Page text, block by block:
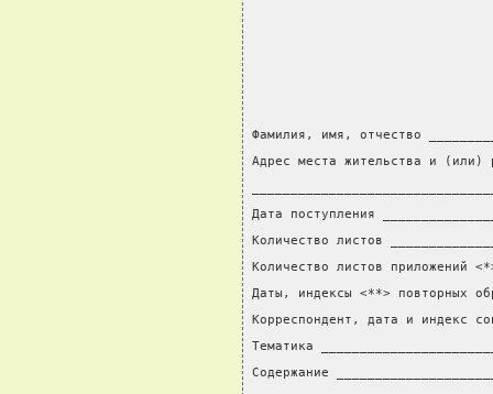
Фамилия, имя, отчество
Адрес места жительства и (или)
Дата поступления
Количество листов
Количество листов приложений
Даты, индексы <**> повторных
Корреспондент, дата и индекс
Тематика
Содержание